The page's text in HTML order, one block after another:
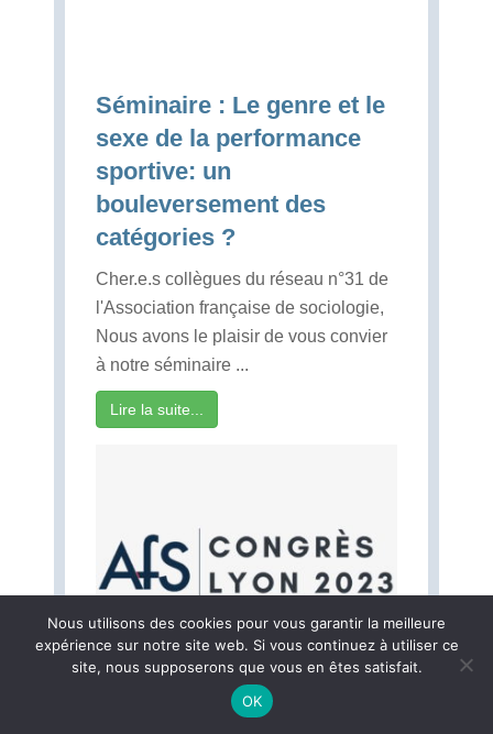
Séminaire : Le genre et le
sexe de la performance
sportive: un
bouleversement des
catégories ?
Cher.e.s collègues du réseau n°31 de
l'Association française de sociologie,
Nous avons le plaisir de vous convier
à notre séminaire ...
Lire la suite...
L’appel général du 10e
Nous utilisons des cookies pour vous garantir la meilleure
expérience sur notre site web. Si vous continuez à utiliser ce
site, nous supposerons que vous en êtes satisfait.
OK